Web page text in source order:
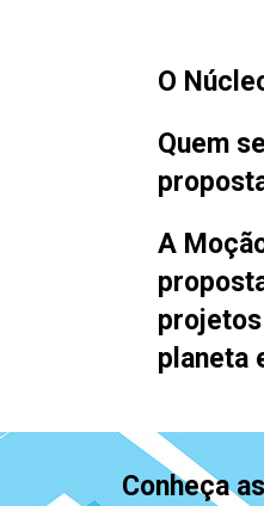
O
Quem
A
planeta
Conheça